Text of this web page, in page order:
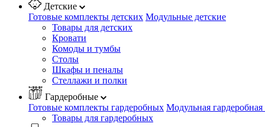
Детские
Готовые комплекты детских Модульные детские
Товары для детских
Кровати
Комоды и тумбы
Столы
Шкафы и пеналы
Стеллажи и полки
Гардеробные
Готовые комплекты гардеробных Модульная
Товары для гардеробных